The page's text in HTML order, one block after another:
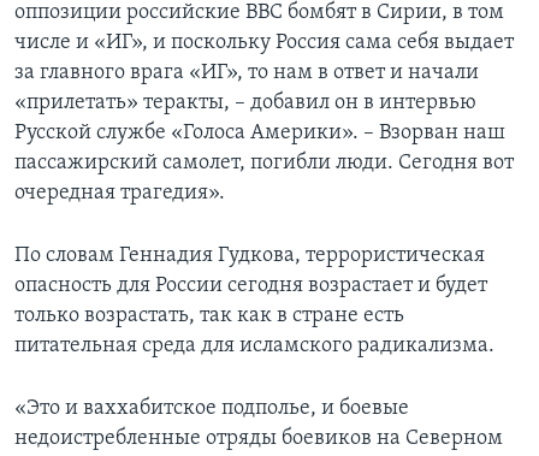
оппозиции российские ВВС бомбят в Сирии, в том
числе и «ИГ», и поскольку Россия сама себя выдает
за главного врага «ИГ», то нам в ответ и начали
«прилетать» теракты, – добавил он в интервью
Русской службе «Голоса Америки». – Взорван наш
пассажирский самолет, погибли люди. Сегодня вот
очередная трагедия».
По словам Геннадия Гудкова, террористическая
опасность для России сегодня возрастает и будет
только возрастать, так как в стране есть
питательная среда для исламского радикализма.
«Это и ваххабитское подполье, и боевые
недоистребленные отряды боевиков на Северном